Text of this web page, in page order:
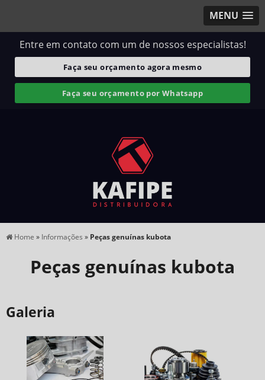
MENU
Entre em contato com um de nossos especialistas!
Faça seu orçamento agora mesmo
Faça seu orçamento por Whatsapp
Home » Informações » Peças genuínas kubota
Peças genuínas kubota
Galeria